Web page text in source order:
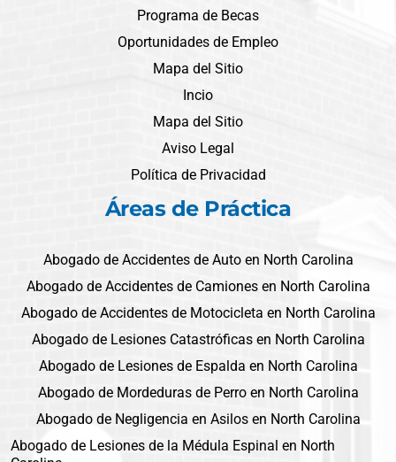
Programa de Becas
Oportunidades de Empleo
Mapa del Sitio
Incio
Mapa del Sitio
Aviso Legal
Política de Privacidad
Áreas de Práctica
Abogado de Accidentes de Auto en North Carolina
Abogado de Accidentes de Camiones en North Carolina
Abogado de Accidentes de Motocicleta en North Carolina
Abogado de Lesiones Catastróficas en North Carolina
Abogado de Lesiones de Espalda en North Carolina
Abogado de Mordeduras de Perro en North Carolina
Abogado de Negligencia en Asilos en North Carolina
Abogado de Lesiones de la Médula Espinal en North